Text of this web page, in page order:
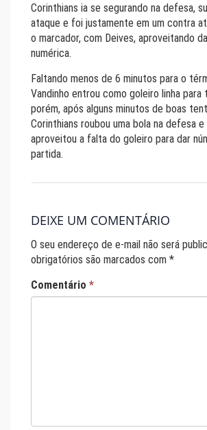
Corinthians ia se segurando na defesa,
ataque e foi justamente em um contra
o marcador, com Deives, aproveitando
numérica.
Faltando menos de 6 minutos para o
Vandinho entrou como goleiro linha para
porém, após alguns minutos de boas
Corinthians roubou uma bola na defesa e
aproveitou a falta do goleiro para dar
partida.
DEIXE UM COMENTÁRIO
O seu endereço de e-mail não será
obrigatórios são marcados com *
Comentário *